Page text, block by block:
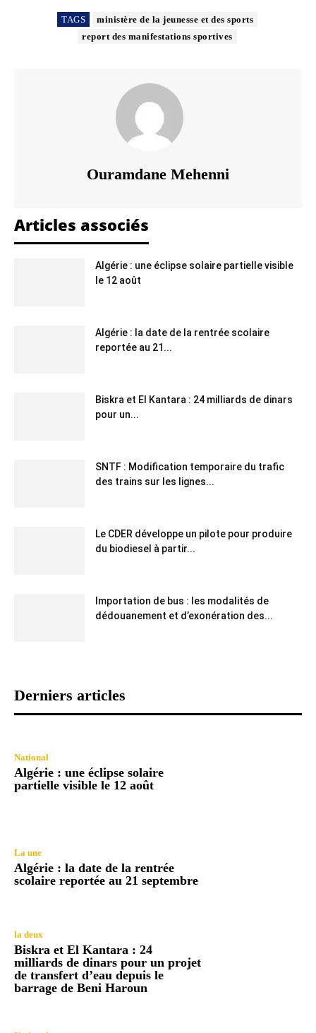
TAGS
ministère de la jeunesse et des sports
report des manifestations sportives
Ouramdane Mehenni
Articles associés
Algérie : une éclipse solaire partielle visible
le 12 août
Algérie : la date de la rentrée scolaire
reportée au 21...
Biskra et El Kantara : 24 milliards de dinars
pour un...
SNTF : Modification temporaire du trafic
des trains sur les lignes...
Le CDER développe un pilote pour produire
du biodiesel à partir...
Importation de bus : les modalités de
dédouanement et d’exonération des...
Derniers articles
National
Algérie : une éclipse solaire
partielle visible le 12 août
La une
Algérie : la date de la rentrée
scolaire reportée au 21 septembre
la deux
Biskra et El Kantara : 24
milliards de dinars pour un projet
de transfert d’eau depuis le
barrage de Beni Haroun